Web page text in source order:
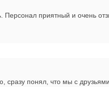
Персонал приятный и очень
понял, что мы с